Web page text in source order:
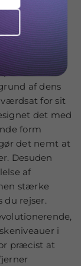
af enhver
anden måde
25k Puffs
af dens
værdsat for sit
det med
form
det nemt at
Desuden
af
stærke
du rejser.
i
præcist at